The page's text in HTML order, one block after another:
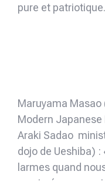
pure et
Maruyama
Modern Japanese
Araki Sadao
dojo de Ueshiba)
larmes quand